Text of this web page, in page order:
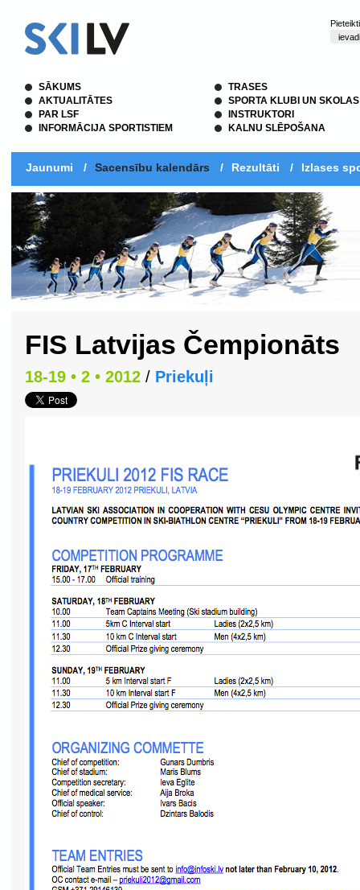
SĀKUMS
AKTUALITĀTES
PAR LSF
INFORMĀCIJA SPORTISTIEM
TRASES
SPORTA KLUBI UN SKOLAS
INSTRUKTORI
KALNU SLĒPOŠANA
Jaunumi / Sacensību kalendārs / Rezultāti / Izlases
FIS Latvijas Čempionāts
18-19 • 2 • 2012 / Priekuļi